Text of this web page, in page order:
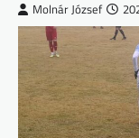
Molnár József